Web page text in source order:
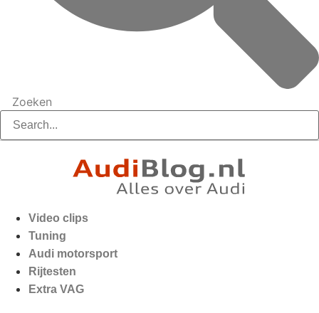
Zoeken
Video clips
Tuning
Audi motorsport
Rijtesten
Extra VAG